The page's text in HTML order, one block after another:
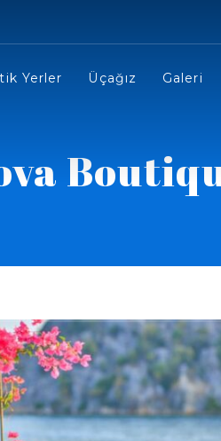
Yerler Üçağız Galeri